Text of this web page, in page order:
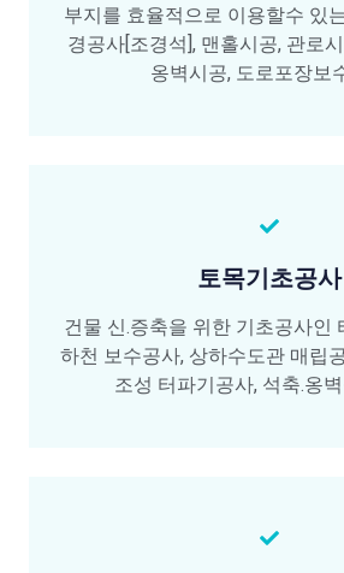
부지를 효율적으로 이용할수 있
경공사[조경석], 맨홀시공, 관로
옹벽시공, 도로포장보
토목기초공사
건물 신.증축을 위한 기초공사인
하천 보수공사, 상하수도관 매립
조성 터파기공사, 석축.옹